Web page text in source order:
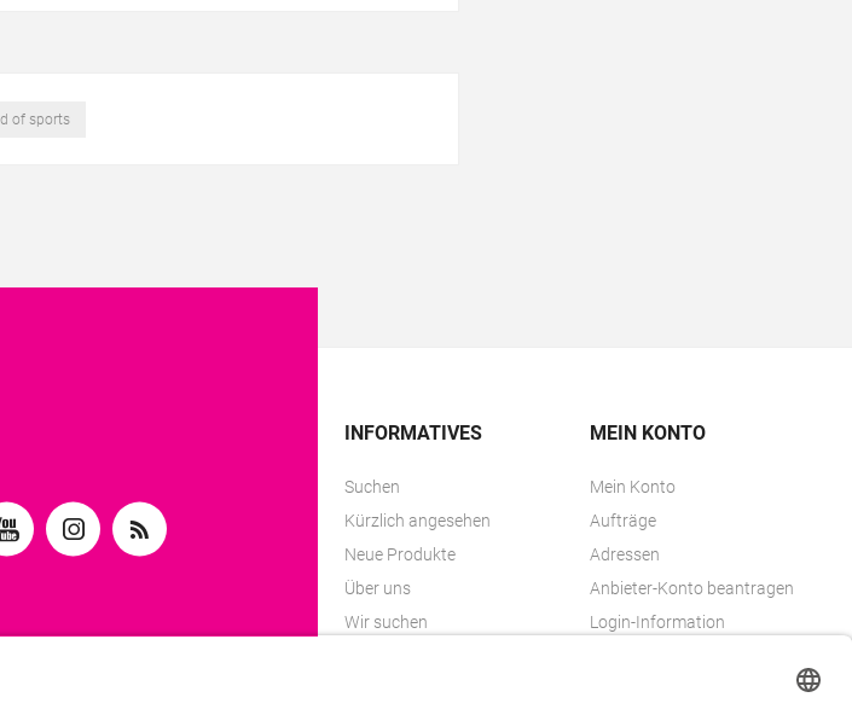
of sports
INFORMATIVES
Suchen
Kürzlich angesehen
Neue Produkte
Über uns
Wir suchen
MEIN KONTO
Mein Konto
Aufträge
Adressen
Anbieter-Konto beantragen
Login-Information